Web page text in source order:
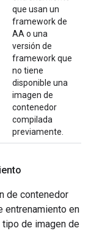
que usan un
framework de
AA o una
versión de
framework que
no tiene
disponible una
imagen de
contenedor
compilada
previamente.
de contenedor
entrenamiento en
de imagen de